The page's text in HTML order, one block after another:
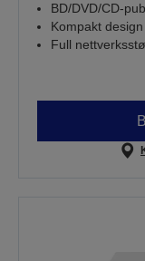
BD/DVD/CD-
Kompakt design
Full